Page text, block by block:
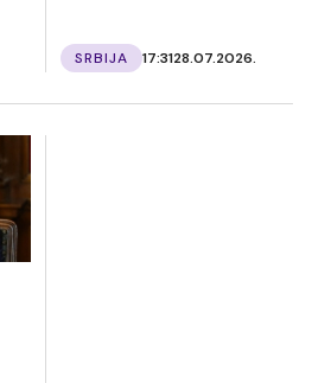
SRBIJA 17:3128.07.2026.